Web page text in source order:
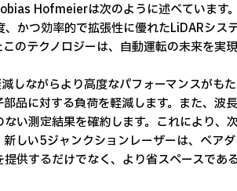
Hofmeierは次のように述べています
かつ効率的で拡張性に優れたLiDARシス
のテクノロジーは、自動運転の未来を実
しながらより高度なパフォーマンスがも
品に対する負荷を軽減します。また、波
い測定結果を確約します。これにより、
しい5ジャンクションレーザーは、ベア
供するだけでなく、より省スペースであ